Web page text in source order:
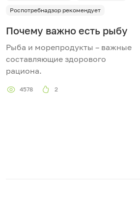
Роспотребнадзор рекомендует
Почему важно есть рыбу
Рыба и морепродукты – важные
составляющие здорового
рациона.
4578 2